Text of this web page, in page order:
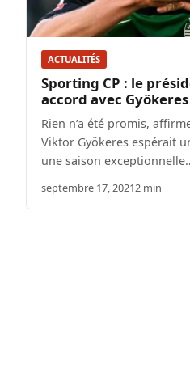
ACTUALITÉS
Sporting CP : le
accord avec Gyökeres
Rien n’a été promis,
Viktor Gyökeres espérait
une saison
septembre 17, 20212 min